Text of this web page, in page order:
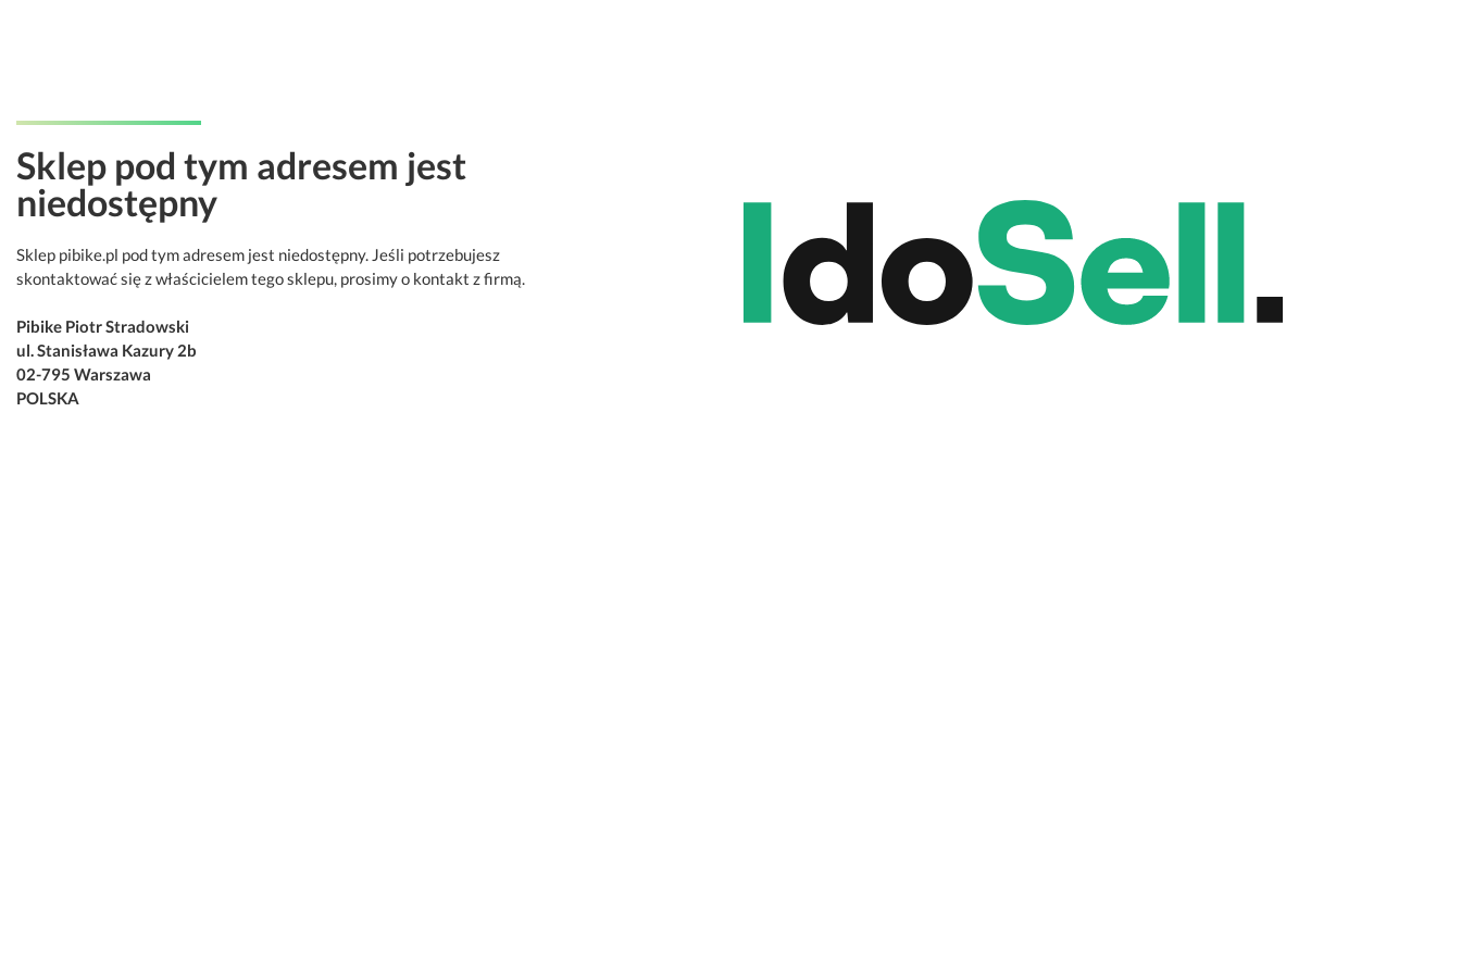
Sklep pod tym adresem jest
niedostępny
Sklep pibike.pl pod tym adresem jest niedostępny. Jeśli potrzebujesz
skontaktować się z właścicielem tego sklepu, prosimy o kontakt z firmą.
Pibike Piotr Stradowski
ul. Stanisława Kazury 2b
02-795 Warszawa
POLSKA